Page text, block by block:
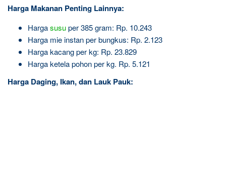
Harga Makanan Penting Lainnya:
Hargasusuper 385 gram: Rp. 10.243
Harga mie instan per bungkus: Rp. 2.123
Harga kacang per kg: Rp. 23.829
Harga ketela pohon per kg. Rp. 5.121
Harga Daging, Ikan, dan Lauk Pauk: